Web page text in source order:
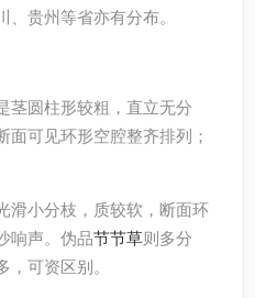
贵州等省亦有分布。
茎圆柱形较粗，直立无分
可见环形空腔整齐排列；
滑小分枝，质较软，断面环
响声。伪品节节草则多分
可资区别。